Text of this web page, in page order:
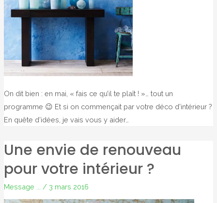
On dit bien : en mai, « fais ce qu’il te plaît ! »… tout un
programme 😉 Et si on commençait par votre déco d’intérieur ?
En quête d’idées, je vais vous y aider…
Une envie de renouveau
pour votre intérieur ?
Message ... / 3 mars 2016